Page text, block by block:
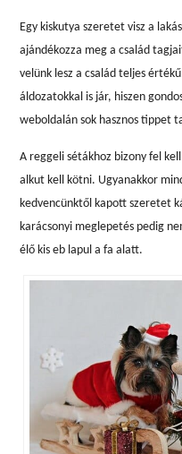
Egy kiskutya szeretet visz a
ajándékozza meg a család
velünk lesz a család teljes
áldozatokkal is jár, hiszen
weboldalán sok hasznos tippet
A reggeli sétákhoz bizony fel
alkut kell kötni. Ugyanakkor
kedvencünktől kapott szeretet
karácsonyi meglepetés pedig
élő kis eb lapul a fa alatt.